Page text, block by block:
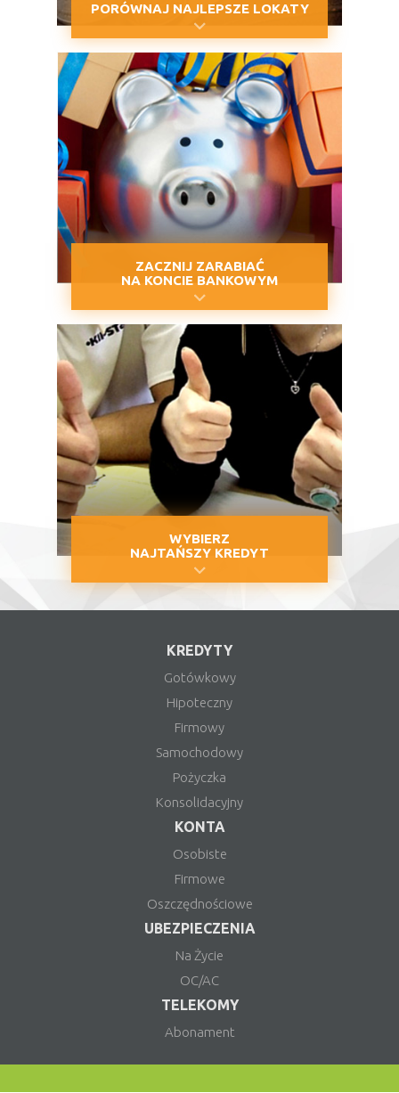
PORÓWNAJ NAJLEPSZE LOKATY
ZACZNIJ ZARABIAĆ
NA KONCIE BANKOWYM
WYBIERZ
NAJTAŃSZY KREDYT
KREDYTY
Gotówkowy
Hipoteczny
Firmowy
Samochodowy
Pożyczka
Konsolidacyjny
KONTA
Osobiste
Firmowe
Oszczędnościowe
UBEZPIECZENIA
Na Życie
OC/AC
TELEKOMY
Abonament